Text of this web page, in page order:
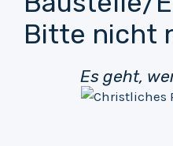
Bitte nicht
Es geht,